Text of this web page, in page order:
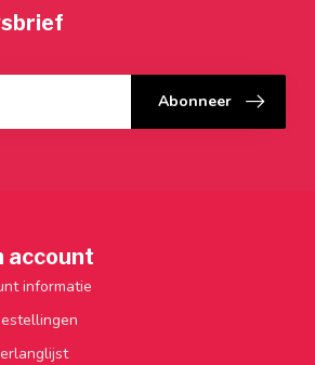
Abonneer
account
informatie